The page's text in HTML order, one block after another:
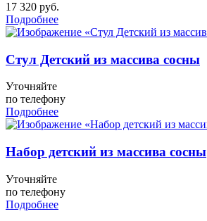
17 320 руб.
Подробнее
Стул Детский из массива сосны
Уточняйте
по телефону
Подробнее
Набор детский из массива сосны
Уточняйте
по телефону
Подробнее